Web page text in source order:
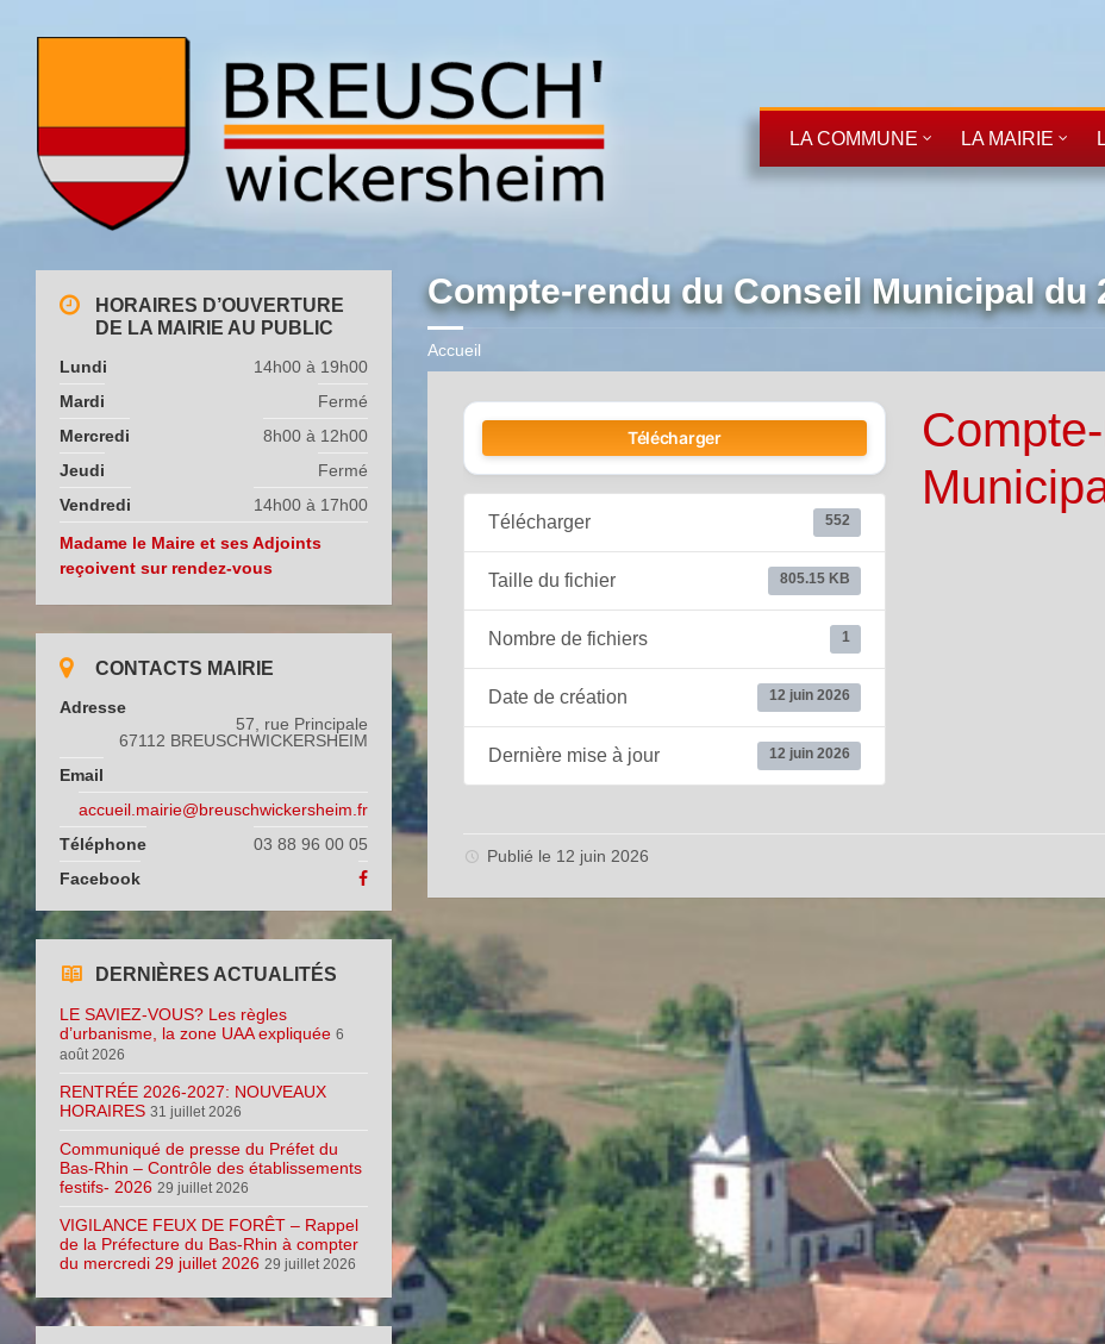
LA COMMUNE LA MAIRIE
Compte-rendu du Conseil Municipal du
Accueil
Télécharger
Télécharger 552
Taille du fichier 805.15 KB
Nombre de fichiers 1
Date de création 12 juin 2026
Dernière mise à jour 12 juin 2026
Publié le 12 juin 2026
HORAIRES D’OUVERTURE
DE LA MAIRIE AU PUBLIC
Lundi
14h00 à 19h00
Mardi
Fermé
Mercredi
8h00 à 12h00
Jeudi
Fermé
Vendredi
14h00 à 17h00
Madame le Maire et ses Adjoints
reçoivent sur rendez-vous
CONTACTS MAIRIE
Adresse
57, rue Principale
67112 BREUSCHWICKERSHEIM
Email
accueil.mairie@breuschwickersheim.fr
Téléphone
03 88 96 00 05
Facebook
DERNIÈRES ACTUALITÉS
LE SAVIEZ-VOUS? Les règles
d’urbanisme, la zone UAA expliquée 6
août 2026
RENTRÉE 2026-2027: NOUVEAUX
HORAIRES 31 juillet 2026
Communiqué de presse du Préfet du
Bas-Rhin – Contrôle des établissements
festifs- 2026 29 juillet 2026
VIGILANCE FEUX DE FORÊT – Rappel
de la Préfecture du Bas-Rhin à compter
du mercredi 29 juillet 2026 29 juillet 2026